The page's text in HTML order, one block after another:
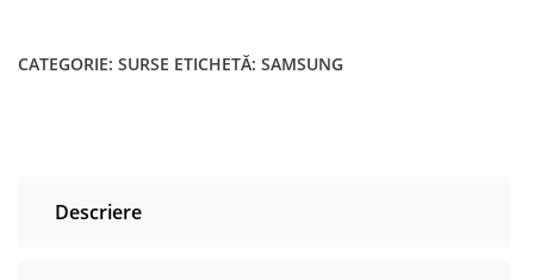
REV
CATEGORIE: SURSE ETICHETĂ: SAMSUNG
Descriere